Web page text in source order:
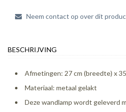
Neem contact op over dit
BESCHRIJVING
Afmetingen: 27 cm (breedte) x
Materiaal: metaal gelakt
Deze wandlamp wordt geleverd